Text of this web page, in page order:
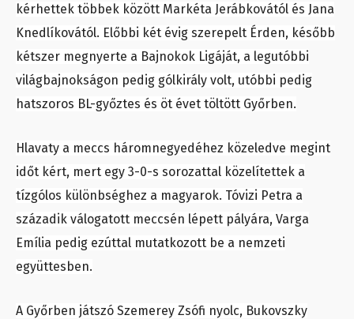
kérhettek többek között Markéta Jerábkovától és Jana
Knedlíkovától. Előbbi két évig szerepelt Érden, később
kétszer megnyerte a Bajnokok Ligáját, a legutóbbi
világbajnokságon pedig gólkirály volt, utóbbi pedig
hatszoros BL-győztes és öt évet töltött Győrben.
Hlavaty a meccs háromnegyedéhez közeledve megint
időt kért, mert egy 3-0-s sorozattal közelítettek a
tízgólos különbséghez a magyarok. Tóvizi Petra a
századik válogatott meccsén lépett pályára, Varga
Emília pedig ezúttal mutatkozott be a nemzeti
együttesben.
A Győrben játszó Szemerey Zsófi nyolc, Bukovszky